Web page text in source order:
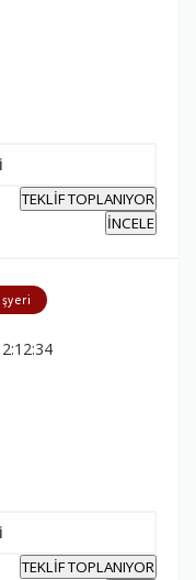
TEKLİF TOPLANIYOR
İNCELE
TEKLİF TOPLANIYOR